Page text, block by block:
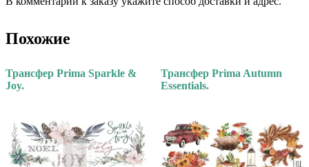
Похожие
Трансфер Prima Sparkle &
Joy.
Трансфер Prima Autumn
Essentials.